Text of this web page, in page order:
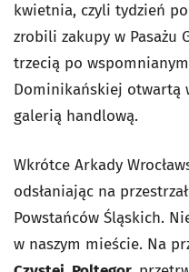
kwietnia, czyli tydzień
zrobili zakupy w Pasażu
trzecią po
Dominikańskiej otwartą
galerią handlową.
Wkrótce Arkady
odsłaniając na
Powstańców Śląskich.
w naszym mieście. Na